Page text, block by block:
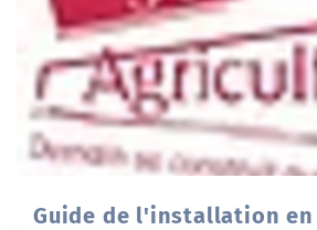
Guide de l'installation en